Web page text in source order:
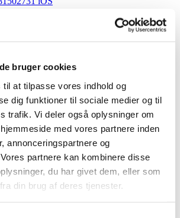
bruger cookies
at tilpasse vores indhold og
dig funktioner til sociale medier og til
trafik. Vi deler også oplysninger om
med vores partnere inden
annonceringspartnere og
partnere kan kombinere disse
du har givet dem, eller som
din brug af deres tjenester.